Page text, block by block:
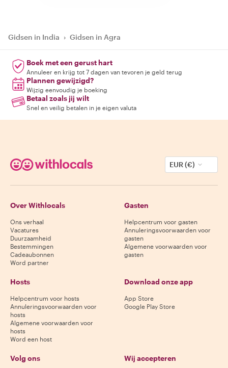
Gidsen in India › Gidsen in Agra
Boek met een gerust hart
Annuleer en krijg tot 7 dagen van tevoren je geld terug
Plannen gewijzigd?
Wijzig eenvoudig je boeking
Betaal zoals jij wilt
Snel en veilig betalen in je eigen valuta
EUR (€)
Over Withlocals
Ons verhaal
Vacatures
Duurzaamheid
Bestemmingen
Cadeaubonnen
Word partner
Gasten
Helpcentrum voor gasten
Annuleringsvoorwaarden voor
gasten
Algemene voorwaarden voor
gasten
Hosts
Helpcentrum voor hosts
Annuleringsvoorwaarden voor
hosts
Algemene voorwaarden voor
hosts
Word een host
Download onze app
App Store
Google Play Store
Volg ons Wij accepteren